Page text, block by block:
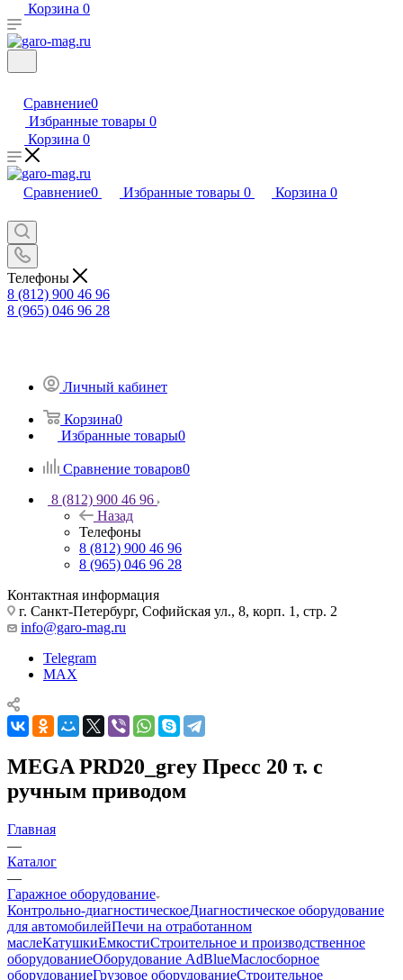
Корзина 0
Сравнение0
Избранные товары 0
Корзина 0
Сравнение0 Избранные товары 0 Корзина 0
Телефоны
8 (812) 900 46 96
8 (965) 046 96 28
Личный кабинет
Корзина0
Избранные товары0
Сравнение товаров0
8 (812) 900 46 96
Назад
Телефоны
8 (812) 900 46 96
8 (965) 046 96 28
Контактная информация
г. Санкт-Петербург, Софийская ул., 8, корп. 1, стр. 2
info@garo-mag.ru
Telegram
MAX
MEGA PRD20_grey Пресс 20 т. с
ручным приводом
Главная
—
Каталог
—
Гаражное оборудование
Контрольно-диагностическоеДиагностическое оборудование
для автомобилейПечи на отработанном
маслеКатушкиЕмкостиСтроительное и производственное
оборудованиеОборудование AdBlueМаслосборное
оборудованиеГрузовое оборудованиеСтроительное